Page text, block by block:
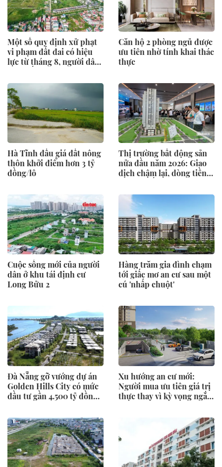
Một số quy định xử phạt
vi phạm đất đai có hiệu
lực từ tháng 8, người dân
Căn hộ 2 phòng ngủ được
ưu tiên nhờ tính khai thác
thực
Hà Tĩnh đấu giá đất nông
thôn khởi điểm hơn 3 tỷ
đồng/lô
Thị trường bất động sản
nửa đầu năm 2026: Giao
dịch chậm lại, dòng tiền
trị thực
Cuộc sống mới của người
dân ở khu tái định cư
Long Bửu 2
Hàng trăm gia đình chạm
tới giấc mơ an cư sau một
cú 'nhấp chuột'
Đà Nẵng gỡ vướng dự án
Golden Hills City có mức
đầu tư gần 4.500 tỷ đồng,
Xu hướng an cư mới:
Người mua ưu tiên giá trị
thực thay vì kỳ vọng ngắn